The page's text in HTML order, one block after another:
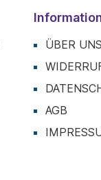
ÜBER UNS
AGB